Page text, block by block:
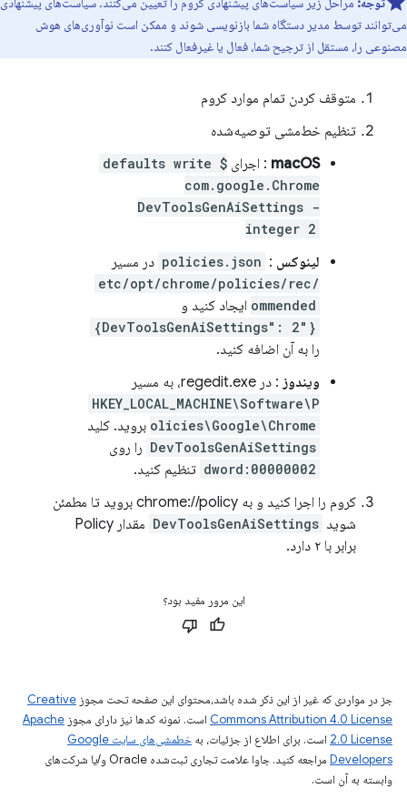
می‌توانند توسط مدیر دستگاه شما بازنویسی شوند و ممکن است نوآوری‌های هوش
مصنوعی را، مستقل از ترجیح شما، فعال یا غیرفعال کنند.
متوقف کردن تمام موارد کروم
تنظیم خط‌مشی توصیه‌شده
macOS : اجرای
$ defaults write
com.google.Chrome
DevToolsGenAiSettings -
integer 2
لینوکس :
policies.json در مسیر
/etc/opt/chrome/policies/rec
ommended ایجاد کنید و
{"DevToolsGenAiSettings": 2}
را به آن اضافه کنید.
ویندوز : در regedit.exe، به مسیر
HKEY_LOCAL_MACHINE\Software\P
olicies\Google\Chrome بروید. کلید
DevToolsGenAiSettings را روی
dword:00000002 تنظیم کنید.
کروم را اجرا کنید و به chrome://policy بروید تا مطمئن
شوید DevToolsGenAiSettings
مقدار Policy
برابر با ۲ دارد.
این مرور مفید بود؟
جز در مواردی که غیر از این ذکر شده باشد،‌محتوای این صفحه تحت مجوز Creative
Commons Attribution 4.0 License است. نمونه کدها نیز دارای مجوز Apache
2.0 License است. برای اطلاع از جزئیات، به
خطمشی‌های سایت Google
Developers‏
مراجعه کنید. جاوا علامت تجاری ثبت‌شده Oracle و/یا شرکت‌های
وابسته به آن است.